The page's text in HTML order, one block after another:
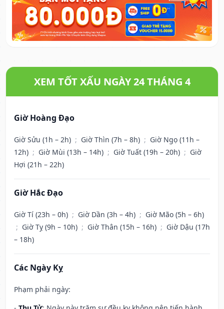
XEM TỐT XẤU NGÀY 24 THÁNG 4
Giờ Hoàng Đạo
Giờ Sửu (1h – 2h) ; Giờ Thìn (7h – 8h) ; Giờ Ngọ (11h –
12h) ; Giờ Mùi (13h – 14h) ; Giờ Tuất (19h – 20h) ; Giờ
Hợi (21h – 22h)
Giờ Hắc Đạo
Giờ Tí (23h – 0h) ; Giờ Dần (3h – 4h) ; Giờ Mão (5h – 6h)
; Giờ Tỵ (9h – 10h) ; Giờ Thân (15h – 16h) ; Giờ Dậu (17h
– 18h)
Các Ngày Kỵ
Phạm phải ngày: